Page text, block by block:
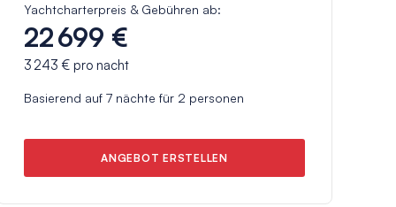
Yachtcharterpreis & Gebühren ab:
22 699 €
3 243 € pro nacht
Basierend auf 7 nächte für 2 personen
ANGEBOT ERSTELLEN